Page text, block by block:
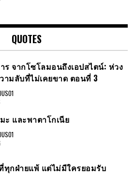
QUOTES
ร จากโซโลมอนถึงเอปสไตน์: ห่วง
ามลับที่ไม่เคยขาด ตอนที่ 3
ะ และพาตาโกเนีย
ทุกฝ่ายแพ้ แต่ไม่มีใครยอมรับ